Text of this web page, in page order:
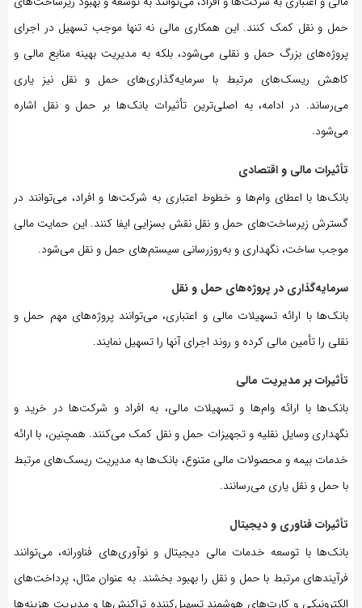
حمل و نقل کمک کنند. این همکاری مالی نه تنها موجب تسهیل در اجرای
پروژه‌های بزرگ حمل و نقلی می‌شود، بلکه به مدیریت بهینه منابع مالی و
کاهش ریسک‌های مرتبط با سرمایه‌گذاری‌های حمل و نقل نیز یاری
می‌رساند. در ادامه، به اصلی‌ترین تأثیرات بانک‌ها بر حمل و نقل اشاره
می‌شود.
تأثیرات مالی و اقتصادی
بانک‌ها با اعطای وام‌ها و خطوط اعتباری به شرکت‌ها و افراد، می‌توانند در
گسترش زیرساخت‌های حمل و نقل نقش بسزایی ایفا کنند. این حمایت مالی
موجب ساخت، نگهداری و به‌روزرسانی سیستم‌های حمل و نقل می‌شود.
سرمایه‌گذاری در پروژه‌های حمل و نقل
بانک‌ها با ارائه تسهیلات مالی و اعتباری، می‌توانند پروژه‌های مهم حمل و
نقلی را تأمین مالی کرده و روند اجرای آنها را تسهیل نمایند.
تأثیرات بر مدیریت مالی
بانک‌ها با ارائه وام‌ها و تسهیلات مالی، به افراد و شرکت‌ها در خرید و
نگهداری وسایل نقلیه و تجهیزات حمل و نقل کمک می‌کنند. همچنین، با ارائه
خدمات بیمه و محصولات مالی متنوع، بانک‌ها به مدیریت ریسک‌های مرتبط
با حمل و نقل یاری می‌رسانند.
تأثیرات فناوری و دیجیتال
بانک‌ها با توسعه خدمات مالی دیجیتال و نوآوری‌های فناورانه، می‌توانند
فرآیندهای مرتبط با حمل و نقل را بهبود بخشند. به عنوان مثال، پرداخت‌های
الکترونیکی و کارت‌های هوشمند تسهیل‌کننده تراکنش‌ها و مدیریت هزینه‌ها